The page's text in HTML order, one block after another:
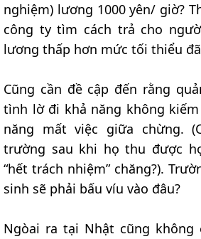
nghiệm) lương 1000 yên/ giờ?
công ty tìm cách trả cho
lương thấp hơn mức tối thiểu
Cũng cần đề cập đến rằng
tình lờ đi khả năng không
năng mất việc giữa chừng.
trường sau khi họ thu được
“hết trách nhiệm” chăng?).
sinh sẽ phải bấu víu vào đâu?
Ngòai ra tại Nhật cũng không